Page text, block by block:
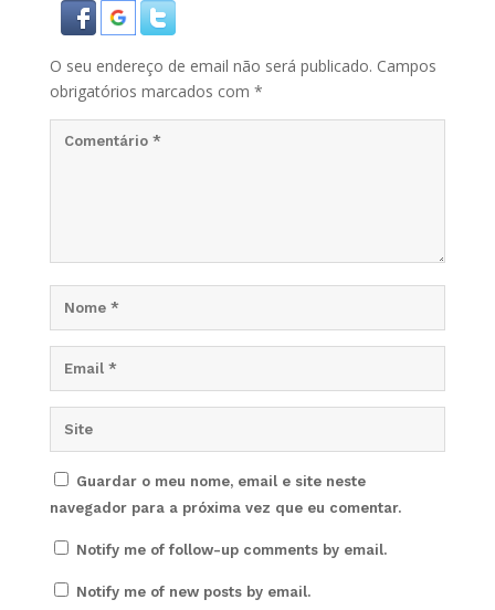
O seu endereço de email não será publicado. Campos
obrigatórios marcados com *
Guardar o meu nome, email e site neste
navegador para a próxima vez que eu comentar.
Notify me of follow-up comments by email.
Notify me of new posts by email.